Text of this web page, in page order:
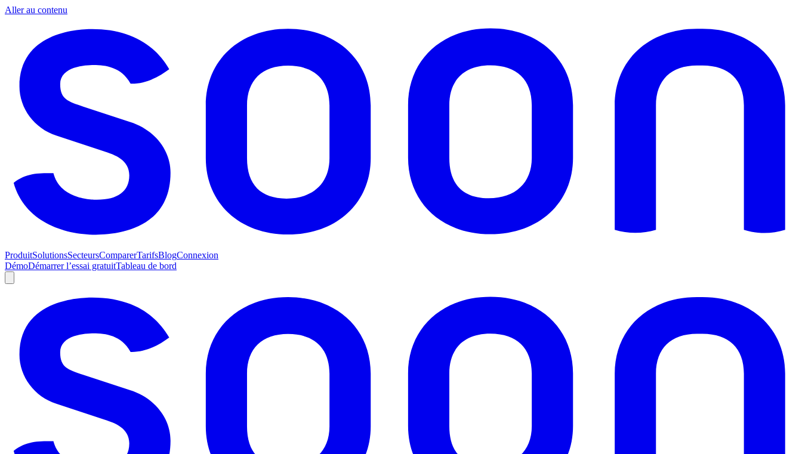
Aller au contenu
ProduitSolutionsSecteursComparerTarifsBlogConnexion
DémoDémarrer l’essai gratuitTableau de bord